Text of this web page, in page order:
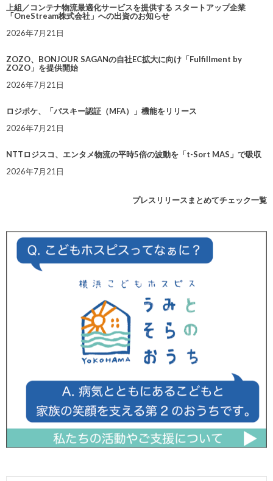
上組／コンテナ物流最適化サービスを提供する スタートアップ企業
「OneStream株式会社」への出資のお知らせ
2026年7月21日
ZOZO、BONJOUR SAGANの自社EC拡大に向け「Fulfillment by
ZOZO」を提供開始
2026年7月21日
ロジポケ、「パスキー認証（MFA）」機能をリリース
2026年7月21日
NTTロジスコ、エンタメ物流の平時5倍の波動を「t-Sort MAS」で吸収
2026年7月21日
プレスリリースまとめてチェック一覧